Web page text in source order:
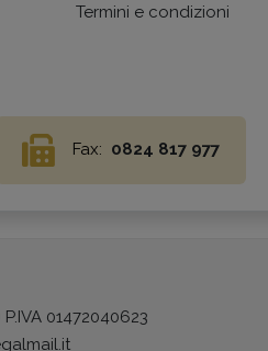
Termini e condizioni
Fax: 0824 817 977
01472040623